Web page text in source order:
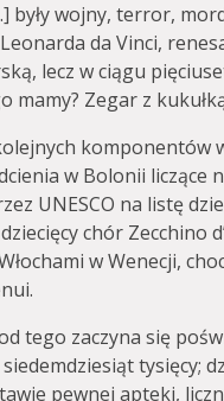
były wojny, terror,
da Vinci,
lecz w ciągu
Zegar z
komponentów
w Bolonii liczące
UNESCO na listę
chór Zecchino
w Wenecji,
tego zaczyna się
tysięcy;
pewnej apteki,